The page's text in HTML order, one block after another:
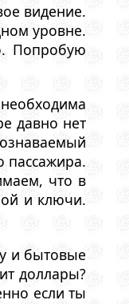
видение.
уровне.
Попробую
давно нет
пассажира.
что в
и ключи.
и бытовые
доллары?
если ты